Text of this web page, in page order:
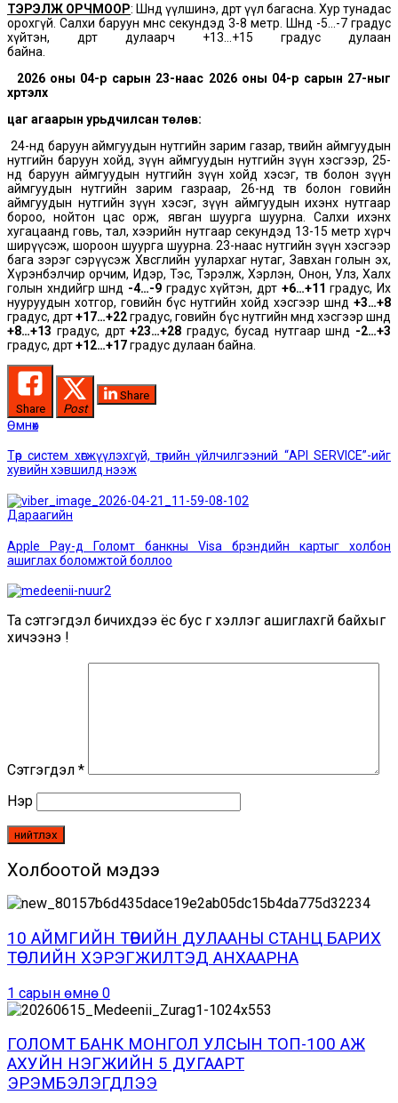
ТЭРЭЛЖ ОРЧМООР: Шөнөдөө үүлшинэ, өдөртөө үүл багасна. Хур тунадас
орохгүй. Салхи баруун өмнөөс секундэд 3-8 метр. Шөнөдөө -5…-7 градус
хүйтэн, өдөртөө дулаарч +13…+15 градус дулаан
байна.
2026 оны 04-р сарын 23-наас 2026 оны 04-р сарын 27-ныг
хүртэлх
цаг агаарын урьдчилсан төлөв:
24-нд баруун аймгуудын нутгийн зарим газар, төвийн аймгуудын
нутгийн баруун хойд, зүүн аймгуудын нутгийн зүүн хэсгээр, 25-
нд баруун аймгуудын нутгийн зүүн хойд хэсэг, төв болон зүүн
аймгуудын нутгийн зарим газраар, 26-нд төв болон говийн
аймгуудын нутгийн зүүн хэсэг, зүүн аймгуудын ихэнх нутгаар
бороо, нойтон цас орж, явган шуурга шуурна. Салхи ихэнх
хугацаанд говь, тал, хээрийн нутгаар секундэд 13-15 метр хүрч
ширүүсэж, шороон шуурга шуурна. 23-наас нутгийн зүүн хэсгээр
бага зэрэг сэрүүсэж Хөвсгөлийн уулархаг нутаг, Завхан голын эх,
Хүрэнбэлчир орчим, Идэр, Тэс, Тэрэлж, Хэрлэн, Онон, Улз, Халх
голын хөндийгөөр шөнөдөө -4…-9 градус хүйтэн, өдөртөө +6…+11градус, Их
нууруудын хотгор, говийн бүс нутгийн хойд хэсгээр шөнөдөө +3…+8
градус, өдөртөө+17…+22градус, говийн бүс нутгийн өмнөд хэсгээр шөнөдөө
+8…+13 градус, өдөртөө+23…+28 градус, бусад нутгаар шөнөдөө -2…+3
градус, өдөртөө+12…+17градус дулаан байна.
Share Post
Share
Post
navigation
ӨмнөхӨмнөх
Төр систем хөгжүүлэхгүй, төрийн үйлчилгээний “API SERVICE”-ийг
хувийн хэвшилд нээж
Дараагийн
Apple Pay-д Голомт банкны Visa брэндийн картыг холбон
ашиглах боломжтой боллоо
Та сэтгэгдэл бичихдээ ёс бус үг хэллэг ашиглахгүй байхыг
хичээнэ үү!
Сэтгэгдэл *
Нэр
Холбоотой мэдээ
10 АЙМГИЙН ТӨВИЙН ДУЛААНЫ СТАНЦ БАРИХ
ТӨСЛИЙН ХЭРЭГЖИЛТЭД АНХААРНА
1 сарын өмнө 0
ГОЛОМТ БАНК МОНГОЛ УЛСЫН ТОП-100 АЖ
АХУЙН НЭГЖИЙН 5 ДУГААРТ
ЭРЭМБЭЛЭГДЛЭЭ